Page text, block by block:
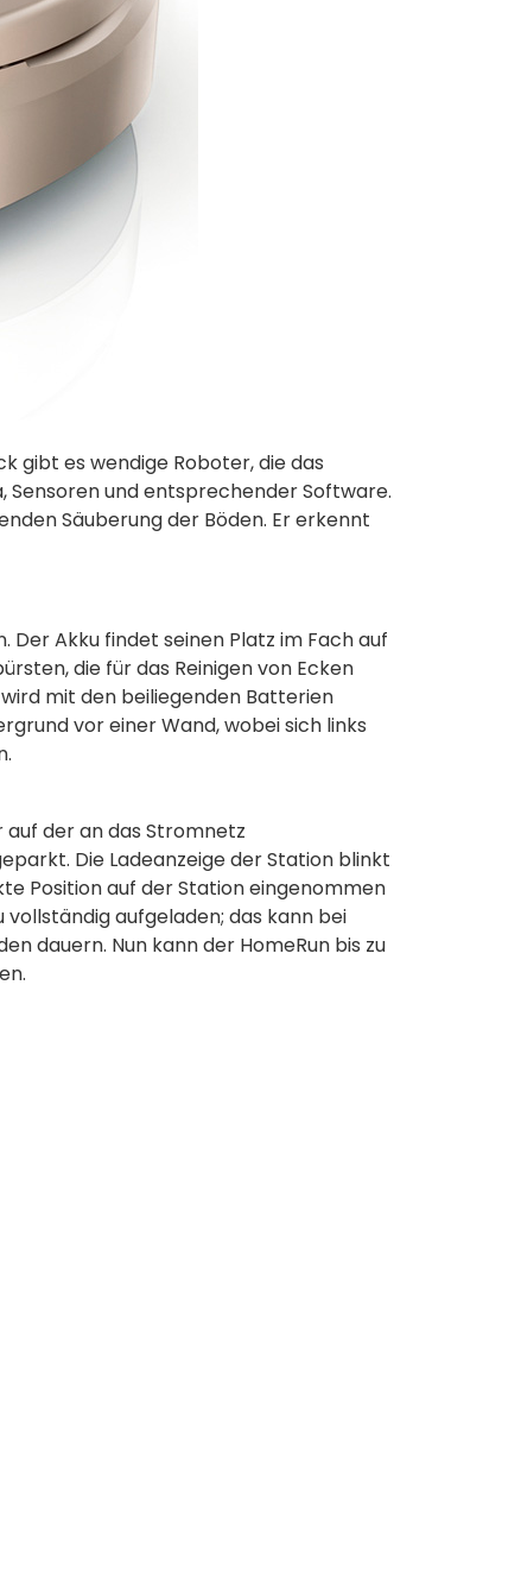
gibt es wendige Roboter, die das
Sensoren und entsprechender Software.
Säuberung der Böden. Er erkennt
Akku findet seinen Platz im Fach auf
die für das Reinigen von Ecken
mit den beiliegenden Batterien
vor einer Wand, wobei sich links
auf der an das Stromnetz
Die Ladeanzeige der Station blinkt
Position auf der Station eingenommen
aufgeladen; das kann bei
dauern. Nun kann der HomeRun bis zu